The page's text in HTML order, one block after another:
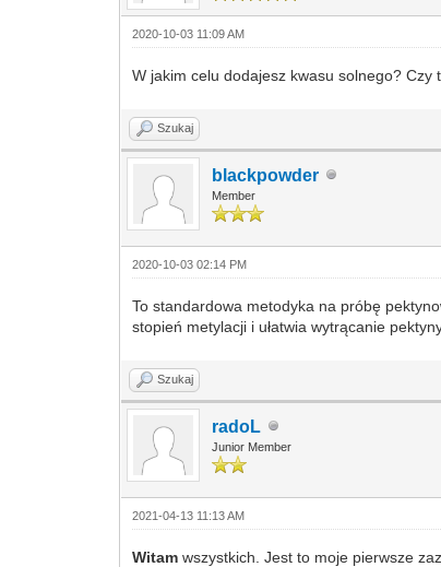
2020-10-03 11:09 AM
W jakim celu dodajesz kwasu solnego?
Szukaj
blackpowder
Member
2020-10-03 02:14 PM
To standardowa metodyka na próbę
stopień metylacji i ułatwia wytrącanie
Szukaj
radoL
Junior Member
2021-04-13 11:13 AM
Witamwszystkich. Jest to moje pierwsze